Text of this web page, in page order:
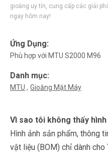
gioăng uy tín, cung cấp các giải
ngay hôm nay!
Ứng Dụng:
Phù hợp với MTU S2000 M96
Danh mục:
MTU Gioăng Mặt Máy
Vì sao tôi không thấy hình
Hình ảnh sản phẩm, thông
vật liệu (BOM) chỉ dành